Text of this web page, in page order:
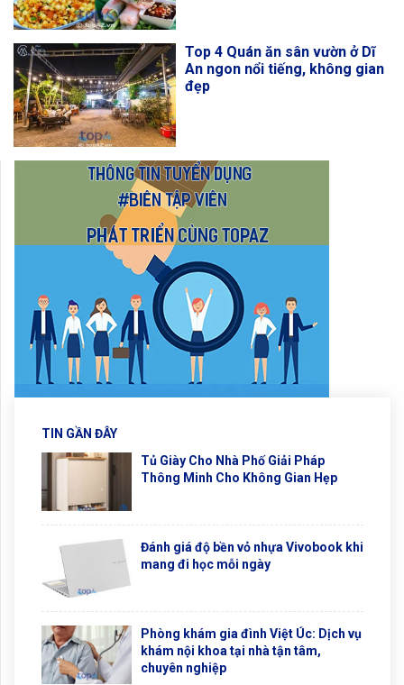
Top 4 Quán ăn sân vườn ở Dĩ
An ngon nổi tiếng, không gian
đẹp
TIN GẦN ĐÂY
Tủ Giày Cho Nhà Phố Giải Pháp
Thông Minh Cho Không Gian Hẹp
Đánh giá độ bền vỏ nhựa Vivobook khi
mang đi học mỗi ngày
Phòng khám gia đình Việt Úc: Dịch vụ
khám nội khoa tại nhà tận tâm,
chuyên nghiệp